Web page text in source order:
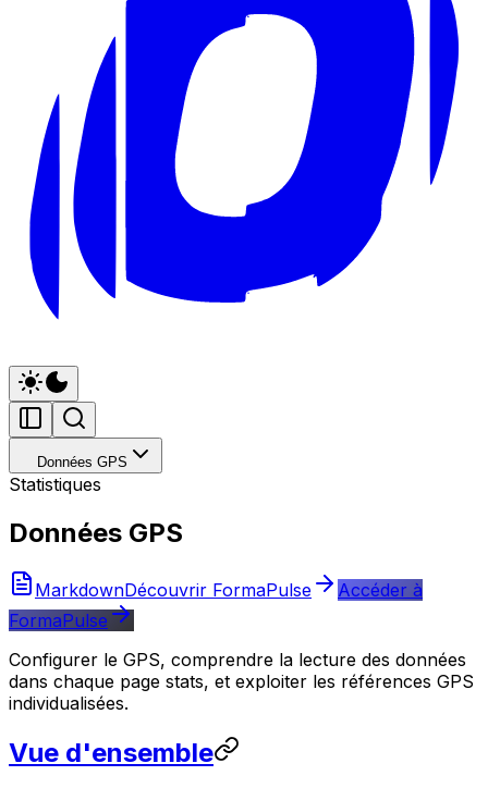
Données GPS
Statistiques
Données GPS
MarkdownDécouvrir FormaPulse
Accéder à
FormaPulse
Configurer le GPS, comprendre la lecture des données
dans chaque page stats, et exploiter les références GPS
individualisées.
Vue d'ensemble